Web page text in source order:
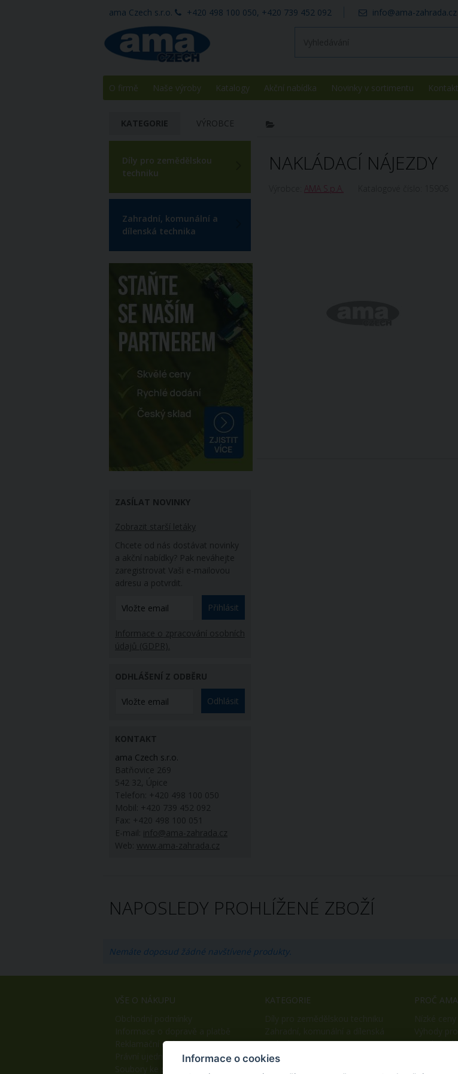
ama Czech s.r.o. +420 498 100 050, +420 739 452 092 info@ama-zahrada.cz
O firmě Naše výroby Katalogy Akční nabídka Novinky v sortimentu Kontakt
NAKLÁDACÍ NÁJEZDY
AMA S.p.A.
KATEGORIE VÝROBCE
Díly pro zemědělskou
techniku
Zahradní, komunální a
dílenská technika
ZASÍLAT NOVINKY
Zobrazit starší letáky
Chcete od nás dostávat novinky
a akční nabídky? Pak neváhejte
zaregistrovat Vaši e-mailovou
adresu a potvrdit.
Přihlásit
Informace o zpracování osobních
údajů (GDPR).
ODHLÁŠENÍ Z ODBĚRU
Odhlásit
KONTAKT
ama Czech s.r.o.
Batňovice 269
542 32, Úpice
Telefon: +420 498 100 050
Mobil: +420 739 452 092
Fax: +420 498 100 051
E-mail: info@ama-zahrada.cz
Web:
www.ama-zahrada.cz
NAPOSLEDY PROHLÍŽENÉ ZBOŽÍ
Nemáte doposud žádné navštívené produkty.
VŠE O NÁKUPU
Reklamační řád
KATEGORIE
technika
PROČ
Snadný
Informace o cookies